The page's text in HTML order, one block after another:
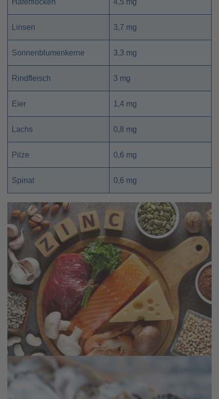
Linsen 3,7 mg
Sonnenblumenkerne 3,3 mg
Rindfleisch 3 mg
Eier 1,4 mg
Lachs 0,8 mg
Pilze 0,6 mg
Spinat 0,6 mg